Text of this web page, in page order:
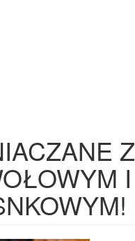
Z
I